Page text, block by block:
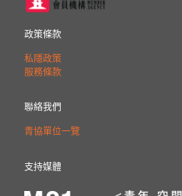
政策條款
私隱政策
服務條款
聯絡我們
青協單位一覽
支持媒體